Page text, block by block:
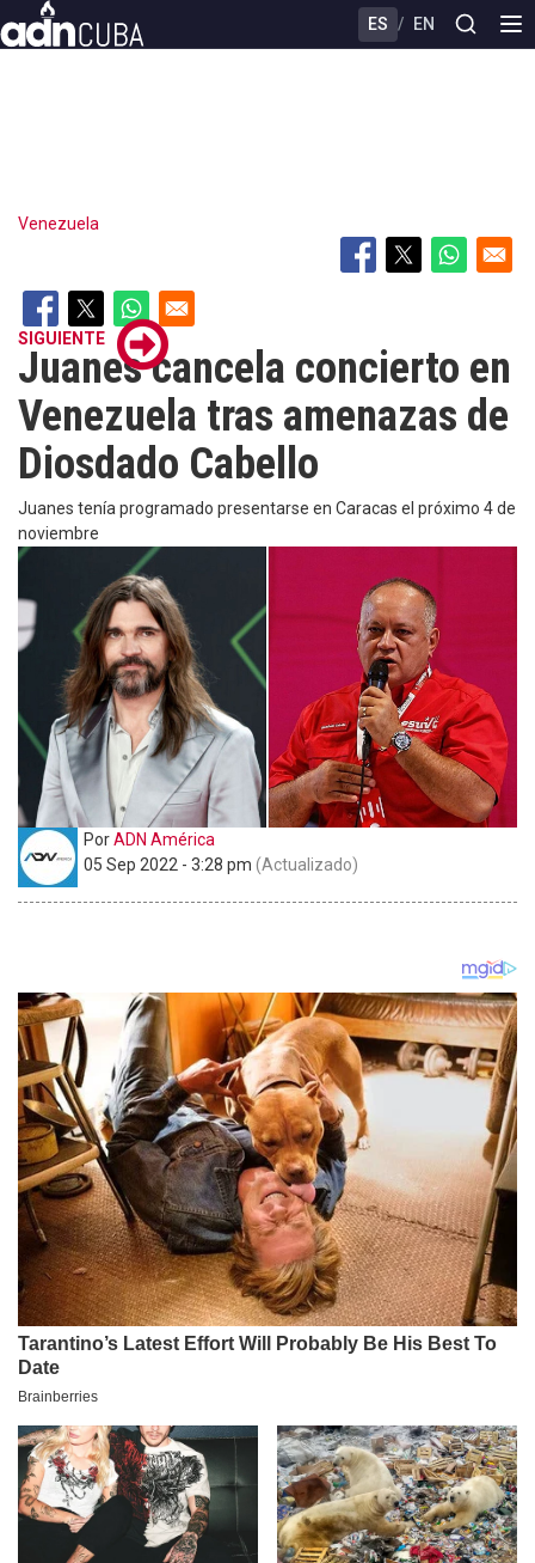
to
ES / EN
Venezuela
SIGUIENTE
Juanes cancela concierto en
Venezuela tras amenazas de
Diosdado Cabello
Juanes tenía programado presentarse en Caracas el próximo 4 de
noviembre
PorADN América
05 Sep 2022 - 3:28 pm (Actualizado)